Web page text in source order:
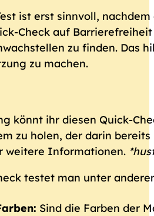
ist erst sinnvoll,
Check auf
zu finden. Das
zu machen.
könnt ihr diesen Quick-
zu holen, der darin
weitere Informationen.
testet man unter
Sind die Farben der